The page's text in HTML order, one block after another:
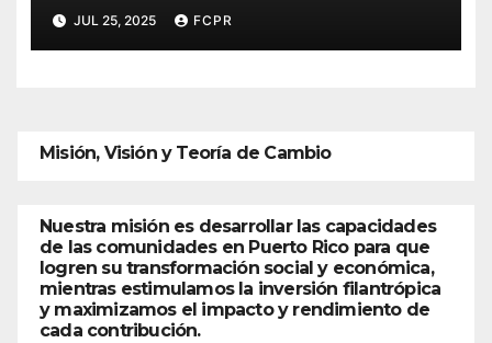
JUL 25, 2025 FCPR
Misión, Visión y Teoría de Cambio
Nuestra misión es desarrollar las capacidades
de las comunidades en Puerto Rico para que
logren su transformación social y económica,
mientras estimulamos la inversión filantrópica
y maximizamos el impacto y rendimiento de
cada contribución.